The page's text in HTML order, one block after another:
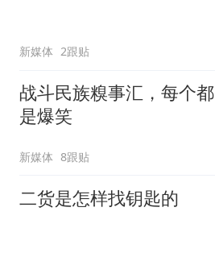
新媒体 2跟贴
战斗民族糗事汇，每个都
是爆笑
新媒体 8跟贴
二货是怎样找钥匙的